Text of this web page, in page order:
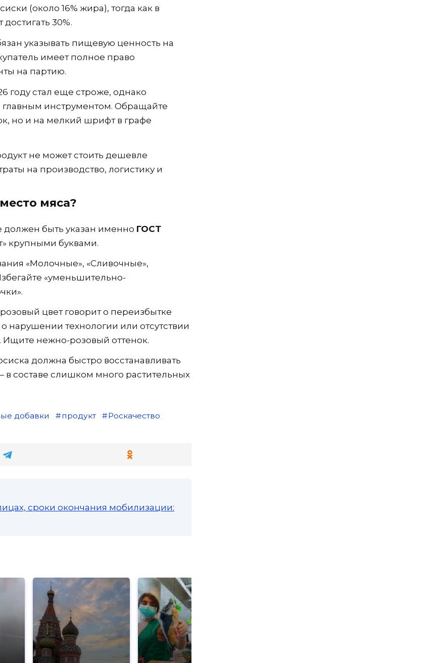
(около 16% жира), тогда как в
30%.
указывать пищевую ценность на
имеет полное право
на партию.
году стал еще строже, однако
главным инструментом. Обращайте
но и на мелкий шрифт в графе
не может стоить дешевле
на производство, логистику и
мяса?
должен быть указан именно ГОСТ
крупными буквами.
«Молочные», «Сливочные»,
«уменьшительно-
цвет говорит о переизбытке
нарушении технологии или отсутствии
Ищите нежно-розовый оттенок.
должна быстро восстанавливать
в составе слишком много растительных
добавки продукт
Роскачество
сроки окончания мобилизации: